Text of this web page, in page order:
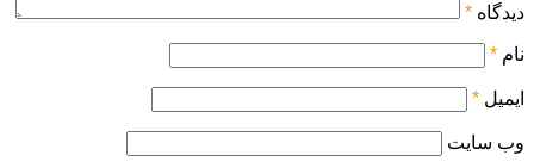
دیدگاه *
نام *
ایمیل *
وب‌ سایت